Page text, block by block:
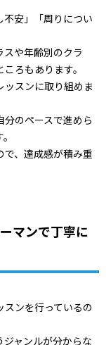
安」「周りについ
や年齢別のクラ
ろもあります。
ッスンに取り組めま
のペースで進めら
で、達成感が積み重
マンで丁寧に
ンを行っているの
ジャンルが分からな